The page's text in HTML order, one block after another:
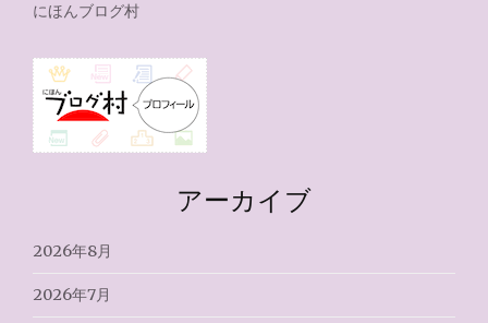
にほんブログ村
アーカイブ
2026年8月
2026年7月